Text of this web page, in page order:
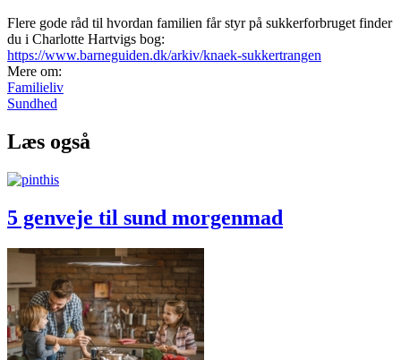
Flere gode råd til hvordan familien får styr på sukkerforbruget finder
du i Charlotte Hartvigs bog:
https://www.barneguiden.dk/arkiv/knaek-sukkertrangen
Mere om:
Familieliv
Sundhed
Læs også
5 genveje til sund morgenmad